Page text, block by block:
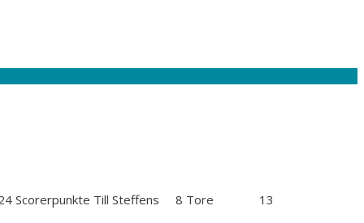
24 Scorerpunkte Till Steffens 8 Tore 13